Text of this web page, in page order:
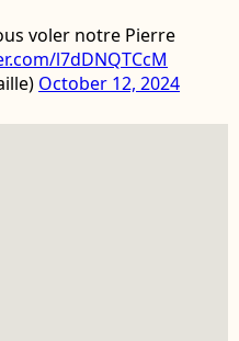
voler notre Pierre
l7dDNQTCcM
October 12, 2024